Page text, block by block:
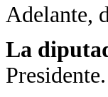
Adelante,
La